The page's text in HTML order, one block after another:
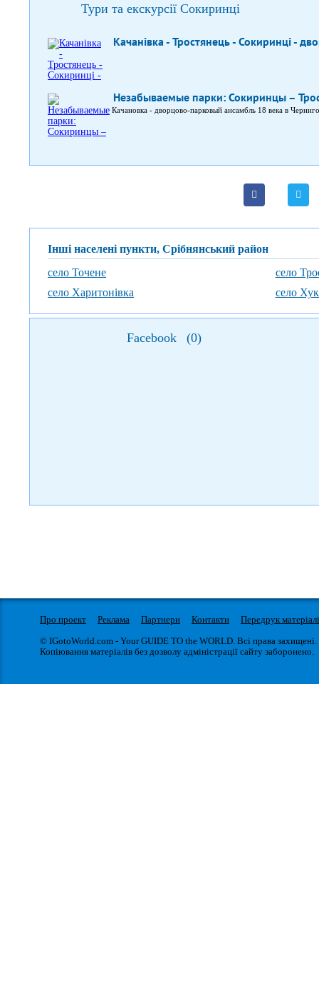
Тури та екскурсії Сокиринці
Качанівка - Тростянець - Сокиринці -
Незабываемые парки: Сокиринцы –
Качановка - дворцово-парковый ансамбль 18 века в
Інші населені пункти, Срібнянський район
село Точене
село
село Харитонівка
село
Facebook (0)
Про проект Реклама Партнери Контакти
Передрук
© IGotoWorld.com - Your GUIDE TO the WORLD. Всі права захищені.
Копіювання матеріалів без дозволу адміністрації сайту заборонено.